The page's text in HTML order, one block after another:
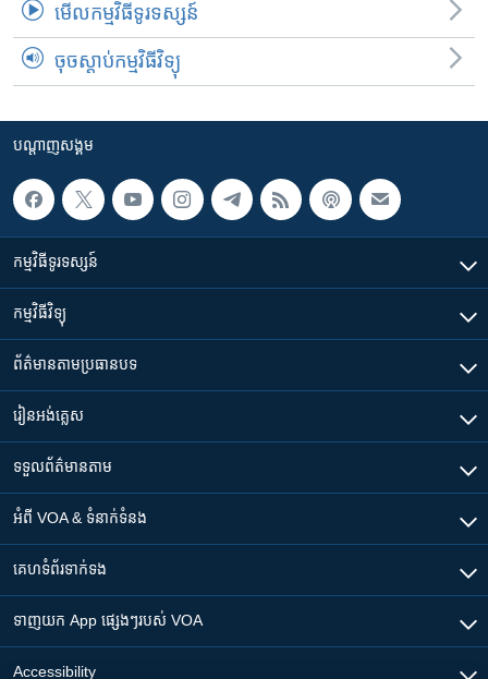
មើល​កម្មវិធី​ទូរទស្សន៍
ចុចស្តាប់កម្មវិធីវិទ្យុ
បណ្តាញ​សង្គម
កម្មវិធី​ទូរទស្សន៍
កម្មវិធី​វិទ្យុ
ព័ត៌មាន​តាមប្រធានបទ​
រៀន​​អង់គ្លេស
ទទួល​ព័ត៌មាន​តាម
អំពី​ VOA & ទំនាក់ទំនង
គេហទំព័រ​​ទាក់ទង
ទាញយក​ App ផ្សេងៗ​របស់​ VOA
Accessibility